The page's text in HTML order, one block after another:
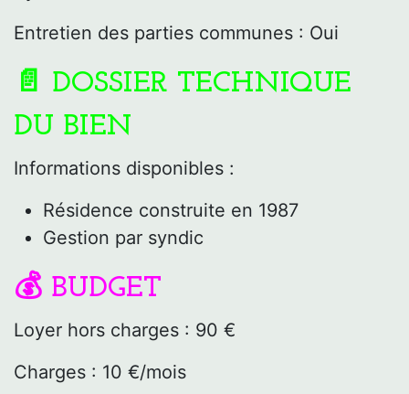
Entretien des parties communes : Oui
📄 DOSSIER TECHNIQUE
DU BIEN
Informations disponibles :
Résidence construite en 1987
Gestion par syndic
💰 BUDGET
Loyer hors charges : 90 €
Charges : 10 €/mois